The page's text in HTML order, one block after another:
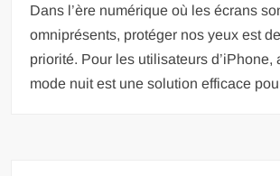
Dans l’ère numérique où les écrans
omniprésents, protéger nos yeux est
priorité. Pour les utilisateurs d’iPhone,
mode nuit est une solution efficace